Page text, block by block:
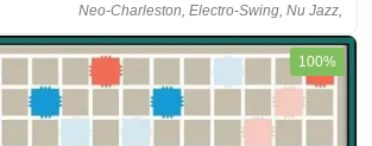
Neo-Charleston, Electro-Swing, Nu Jazz,
100%